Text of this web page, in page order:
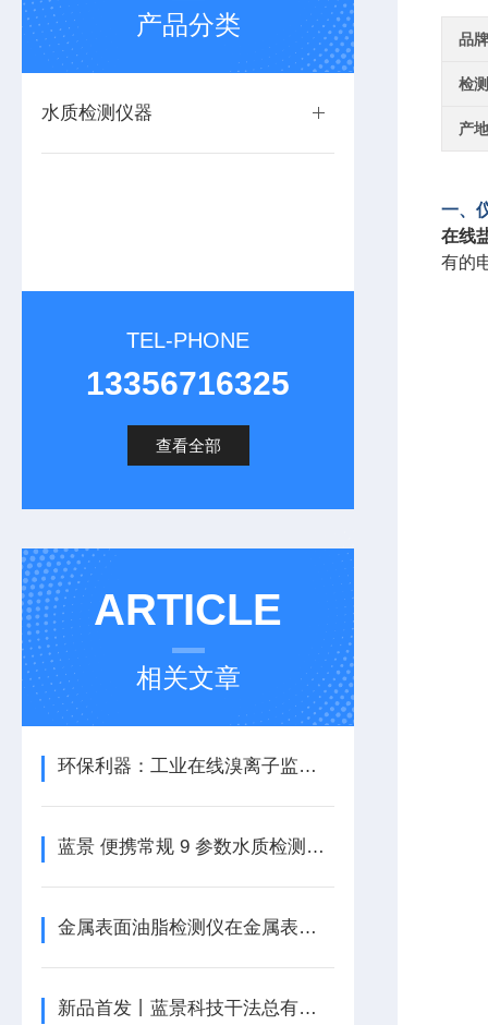
产品分类
水质检测仪器
TEL-PHONE
13356716325
查看全部
ARTICLE
相关文章
环保利器：工业在线溴离子监测仪，助力废水达标排放
蓝景 便携常规 9 参数水质检测仪，让水质监测更轻松
金属表面油脂检测仪在金属表面处理行业的应用
新品首发丨蓝景科技干法总有机碳分析仪重磅上市
品牌
检
产地
一、
在线
有的